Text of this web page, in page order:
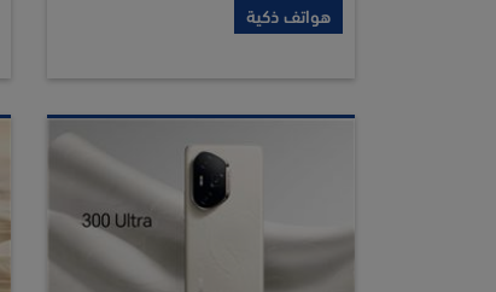
هواتف ذكية